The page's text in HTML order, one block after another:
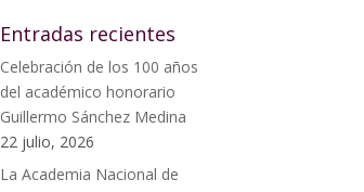
Entradas recientes
Celebración de los 100 años
del académico honorario
Guillermo Sánchez Medina
22 julio, 2026
La Academia Nacional de